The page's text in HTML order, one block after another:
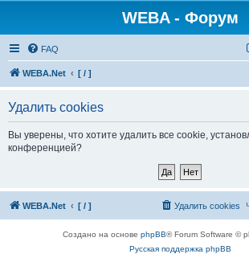
WEBA - Форум
FAQ
WEBA.Net [ / ]
Удалить cookies
Вы уверены, что хотите удалить все cookie,
конференцией?
WEBA.Net [ / ] Удалить cookies
Создано на основе phpBB® Forum Software ©
Русская поддержка phpBB